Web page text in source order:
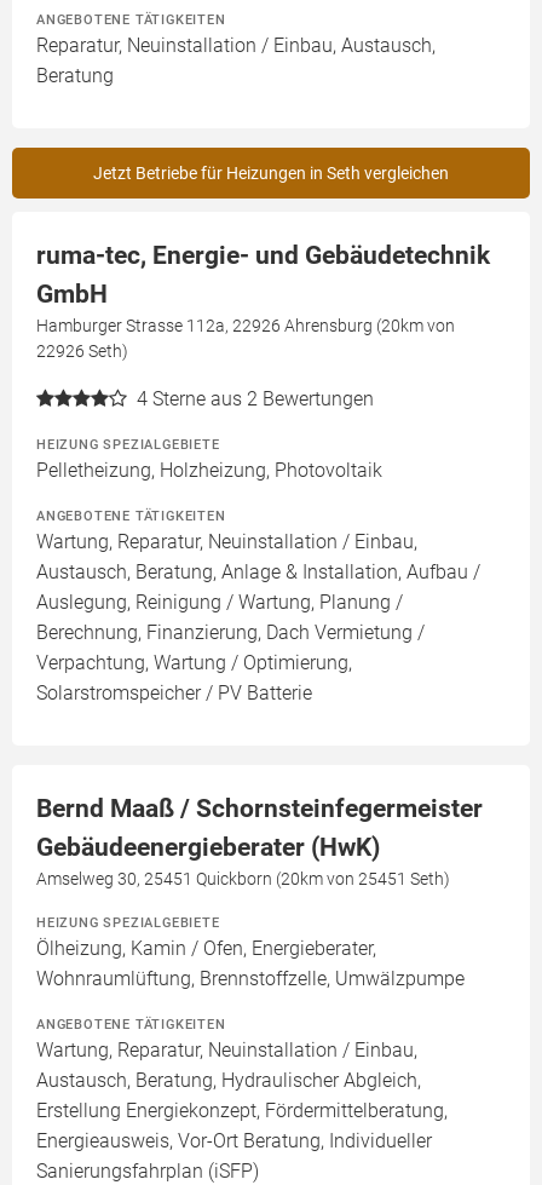
ANGEBOTENE TÄTIGKEITEN
Reparatur, Neuinstallation / Einbau, Austausch,
Beratung
Jetzt Betriebe für Heizungen in Seth vergleichen
ruma-tec, Energie- und Gebäudetechnik
GmbH
Hamburger Strasse 112a, 22926 Ahrensburg (20km von
22926 Seth)
4 Sterne aus 2 Bewertungen
HEIZUNG SPEZIALGEBIETE
Pelletheizung, Holzheizung, Photovoltaik
ANGEBOTENE TÄTIGKEITEN
Wartung, Reparatur, Neuinstallation / Einbau,
Austausch, Beratung, Anlage & Installation, Aufbau /
Auslegung, Reinigung / Wartung, Planung /
Berechnung, Finanzierung, Dach Vermietung /
Verpachtung, Wartung / Optimierung,
Solarstromspeicher / PV Batterie
Bernd Maaß / Schornsteinfegermeister
Gebäudeenergieberater (HwK)
Amselweg 30, 25451 Quickborn (20km von 25451 Seth)
HEIZUNG SPEZIALGEBIETE
Ölheizung, Kamin / Ofen, Energieberater,
Wohnraumlüftung, Brennstoffzelle, Umwälzpumpe
ANGEBOTENE TÄTIGKEITEN
Wartung, Reparatur, Neuinstallation / Einbau,
Austausch, Beratung, Hydraulischer Abgleich,
Erstellung Energiekonzept, Fördermittelberatung,
Energieausweis, Vor-Ort Beratung, Individueller
Sanierungsfahrplan (iSFP)